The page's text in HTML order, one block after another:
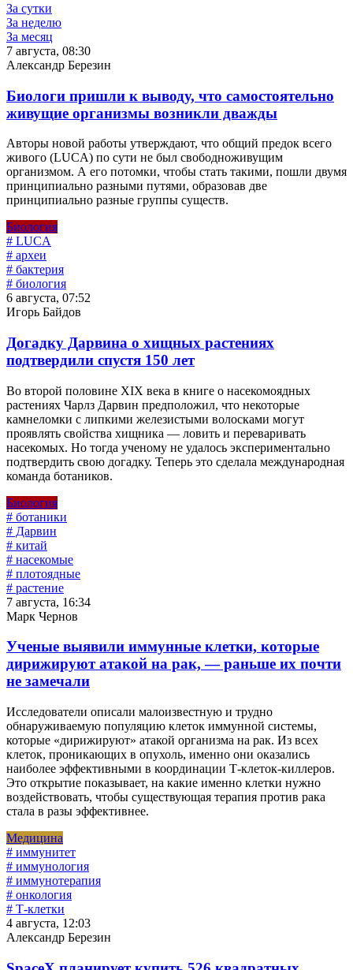
За сутки
За неделю
За месяц
7 августа, 08:30
Александр Березин
Биологи пришли к выводу, что самостоятельно
живущие организмы возникли дважды
Авторы новой работы утверждают, что общий предок всего
живого (LUCA) по сути не был свободноживущим
организмом. А его потомки, чтобы стать такими, пошли двумя
принципиально разными путями, образовав две
принципиально разные группы существ.
Биология
# LUCA
# археи
# бактерия
# биология
6 августа, 07:52
Игорь Байдов
Догадку Дарвина о хищных растениях
подтвердили спустя 150 лет
Во второй половине XIX века в книге о насекомоядных
растениях Чарлз Дарвин предположил, что некоторые
камнеломки с липкими железистыми волосками могут
проявлять свойства хищника — ловить и переваривать
насекомых. Но тогда ученому не удалось экспериментально
подтвердить свою догадку. Теперь это сделала международная
команда ботаников.
Биология
# ботаники
# Дарвин
# китай
# насекомые
# плотоядные
# растение
7 августа, 16:34
Марк Чернов
Ученые выявили иммунные клетки, которые
дирижируют атакой на рак, — раньше их почти
не замечали
Исследователи описали малоизвестную и трудно
обнаруживаемую популяцию клеток иммунной системы,
которые «дирижируют» атакой организма на рак. Из всех
клеток, проникающих в опухоль, именно они оказались
наиболее эффективными в координации Т-клеток-киллеров.
Это открытие показывает, на какие именно клетки нужно
воздействовать, чтобы существующая терапия против рака
стала в разы эффективнее.
Медицина
# иммунитет
# иммунология
# иммунотерапия
# онкология
# Т-клетки
4 августа, 12:03
Александр Березин